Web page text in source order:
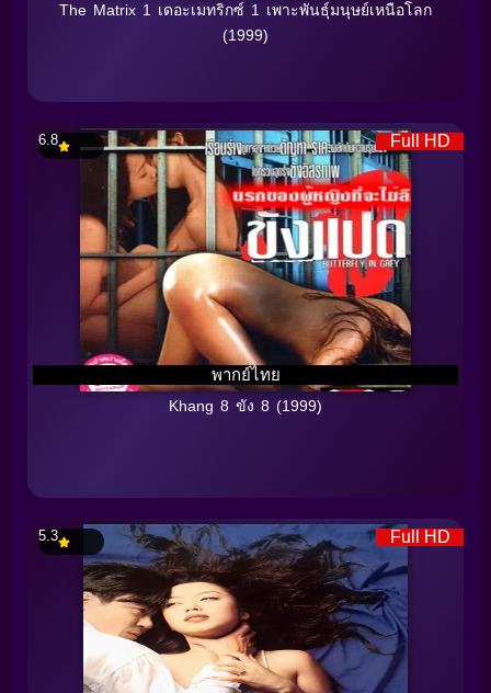
The Matrix 1 เดอะเมทริกซ์ 1 เพาะพันธุ์มนุษย์เหนือโลก
(1999)
Full HD
พากย์ไทย
6.8
Khang 8 ขัง 8 (1999)
Full HD
5.3